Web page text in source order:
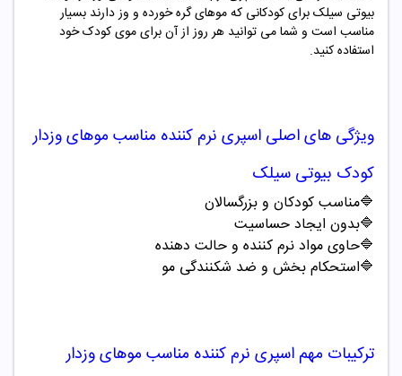
بیوتی سیلک برای کودکانی که موهای گره خورده و وز دارند بسیار
مناسب است و شما می توانید هر روز از آن برای موی کودک خود
استفاده کنید.
ویژگی های اصلی اسپری نرم کننده مناسب موهای وزدار
کودک بیوتی سیلک
🔷مناسب کودکان و بزرگسالان
🔷بدون ایجاد حساسیت
🔷حاوی مواد نرم کننده و حالت دهنده
🔷استحکام بخش و ضد شکنندگی مو
ترکیبات مهم اسپری نرم کننده مناسب موهای وزدار